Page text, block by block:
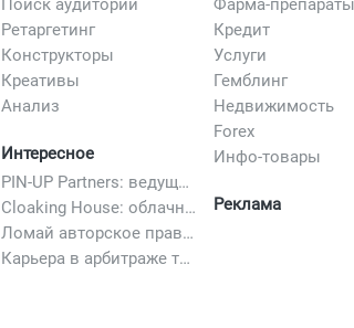
Поиск аудитории
Ретаргетинг
Конструкторы
Креативы
Анализ
Интересное
PIN-UP Partners: ведущая партнерская программа в iGaming
Cloaking House: облачный клоакинг для фильтрации ботов FB и Google Ads — гайд PHP-интеграции 2026
Ломай авторское право полностью. 10 способов легально добавить любимый трек в свой креатив
Карьера в арбитраже трафика в 2026: вакансии, зарплаты и как начать
Фарма-
Кредит
Услуги
Гемблинг
Недвижимость
Forex
Инфо-товары
Реклама